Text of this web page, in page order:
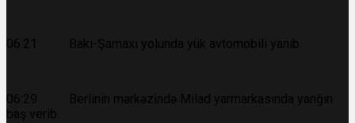
06:21 Bakı-Şamaxı yolunda yük avtomobili yanıb.
06:29 Berlinin mərkəzində Milad yarmarkasında yanğın
baş verib.